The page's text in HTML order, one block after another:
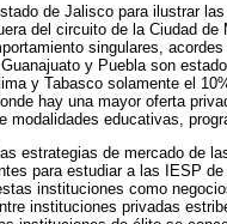
de Jalisco para ilustrar
del circuito de la Ciudad de
singulares,
y Puebla son
y Tabasco solamente el
hay una mayor oferta
educativas,
estrategias de mercado de
para estudiar a las IESP
instituciones como
instituciones privadas